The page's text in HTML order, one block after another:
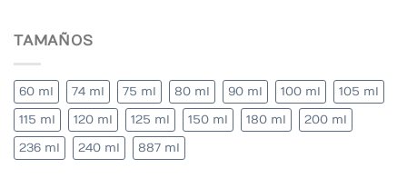
TAMAÑOS
60 ml 74 ml 75 ml 80 ml 90 ml 100 ml 105 ml
115 ml 120 ml 125 ml 150 ml 180 ml 200 ml
236 ml 240 ml 887 ml